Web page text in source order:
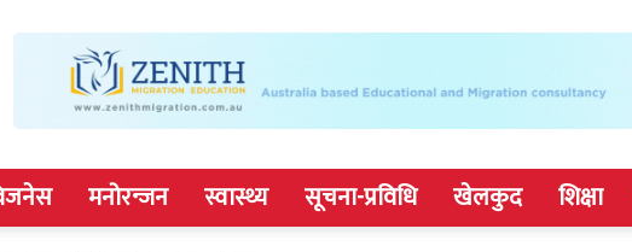
मनोरन्जन स्वास्थ्य सूचना-प्रविधि खेलकुद शिक्षा